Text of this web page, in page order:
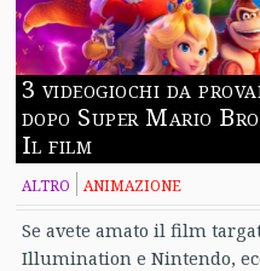
3 videogiochi da
dopo Super Mario
Il film
ALTRO ANIMAZIONE
Se avete amato il film
Illumination e Nintendo,